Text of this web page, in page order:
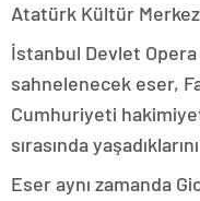
Atatürk Kültür
İstanbul Devlet
sahnelenecek eser,
Cumhuriyeti
sırasında
Eser aynı zamanda